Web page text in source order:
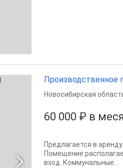
Производственное
60 000 ₽ в
Новосибирская
Предлагается в
Помещение
вход. Коммунальные...